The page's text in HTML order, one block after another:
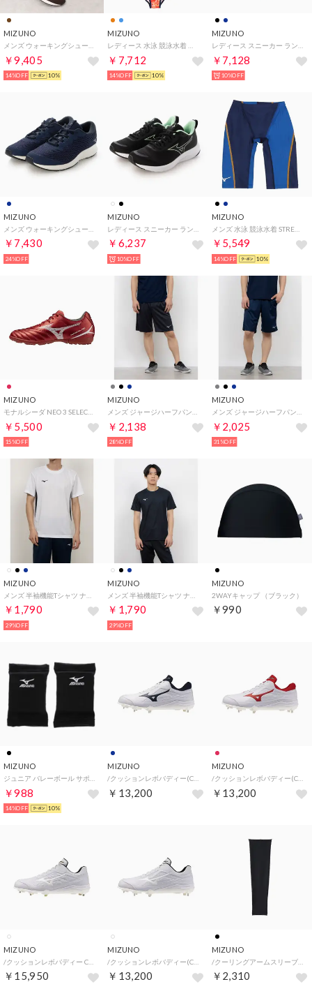
MIZUNO
￥9,405
14%OFF 10%
MIZUNO
￥7,712
14%OFF 10%
MIZUNO
￥7,128
10%OFF
MIZUNO
￥7,430
24%OFF
MIZUNO
￥6,237
10%OFF
MIZUNO
メンズ 水泳 競泳水着 STREAM ACE ハーフスパッツ_ N2MB252084 【返品不可商品】 （ネイビー）
￥5,549
14%OFF 10%
MIZUNO
￥5,500
15%OFF
MIZUNO
￥2,138
28%OFF
MIZUNO
￥2,025
31%OFF
MIZUNO
￥1,790
29%OFF
MIZUNO
￥1,790
29%OFF
MIZUNO
2WAYキャップ （ブラック）
￥990
MIZUNO
￥988
14%OFF 10%
MIZUNO
￥13,200
MIZUNO
/クッションレボバディー(CUSHIONREVO BUDDY) （ホワイト×レッド）
￥13,200
MIZUNO
￥15,950
MIZUNO
￥13,200
MIZUNO
/クーリングアームスリーブ1枚入り （ブラック）
￥2,310